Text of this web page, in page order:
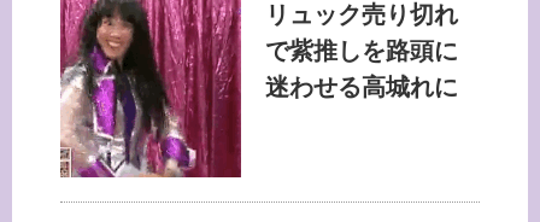
リュック売り切れ
で紫推しを路頭に
迷わせる高城れに